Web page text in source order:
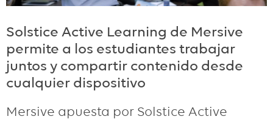
Solstice Active Learning de Mersive
permite a los estudiantes trabajar
juntos y compartir contenido desde
cualquier dispositivo
Mersive apuesta por Solstice Active